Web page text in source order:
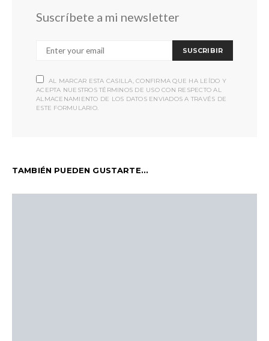
Suscríbete a mi newsletter
SUSCRIBIR
AL MARCAR ESTA CASILLA, CONFIRMA QUE HA LEÍDO Y
ACEPTA NUESTROS TÉRMINOS DE USO CON RESPECTO AL
ALMACENAMIENTO DE LOS DATOS ENVIADOS A TRAVÉS DE
ESTE FORMULARIO.
TAMBIÉN PUEDEN GUSTARTE...